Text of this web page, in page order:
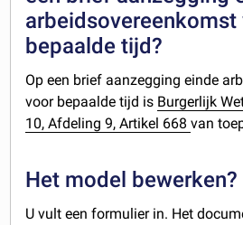
arbeidsovereenkomst
bepaalde tijd?
Op een brief aanzegging einde
voor bepaalde tijd is Burgerlijk
10, Afdeling 9, Artikel 668van
Het model bewerken?
U vult een formulier in. Het